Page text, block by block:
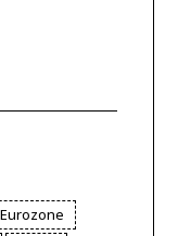
Eurozone